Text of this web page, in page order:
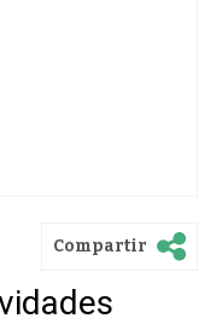
Compartir